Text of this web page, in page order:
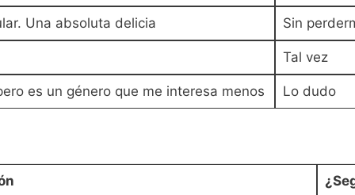
Una absoluta delicia Sin
Tal vez
es un género que me interesa menos Lo dudo